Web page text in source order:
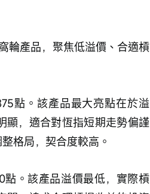
輪產品，聚焦低溢價、合適槓
點。該產品最大亮點在於溢
顯，適合對恆指短期走勢偏謹
格局，契合度較高。
。該產品溢價最低，實際槓